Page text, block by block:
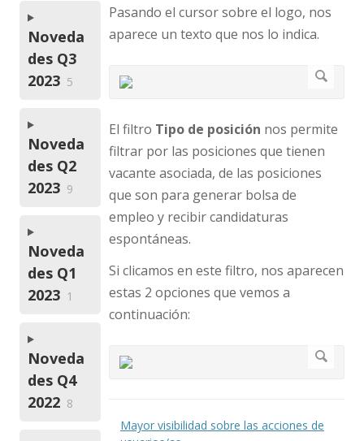
Pasando el cursor sobre el logo, nos
aparece un texto que nos lo indica.
El filtro Tipo de posición nos permite
filtrar por las posiciones que tienen
vacante asociada, de las posiciones
que son para generar bolsa de
empleo y recibir candidaturas
espontáneas.
Si clicamos en este filtro, nos aparecen
estas 2 opciones que vemos a
continuación:
Mayor visibilidad sobre las acciones de
Noveda
des Q3
2023 5
Noveda
des Q2
2023 9
Noveda
des Q1
2023 1
Noveda
des Q4
2022 8